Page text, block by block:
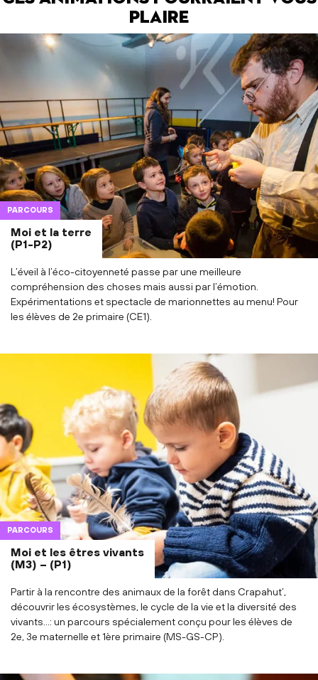
plaire
Moi et la terre
(P1-P2)
PARCOURS
L’éveil à l’éco-citoyenneté passe par une meilleure
compréhension des choses mais aussi par l’émotion.
Expérimentations et spectacle de marionnettes au menu! Pour
les élèves de 2e primaire (CE1).
Moi et les êtres vivants
(M3) – (P1)
PARCOURS
Partir à la rencontre des animaux de la forêt dans Crapahut’,
découvrir les écosystèmes, le cycle de la vie et la diversité des
vivants…: un parcours spécialement conçu pour les élèves de
2e, 3e maternelle et 1ère primaire (MS-GS-CP).